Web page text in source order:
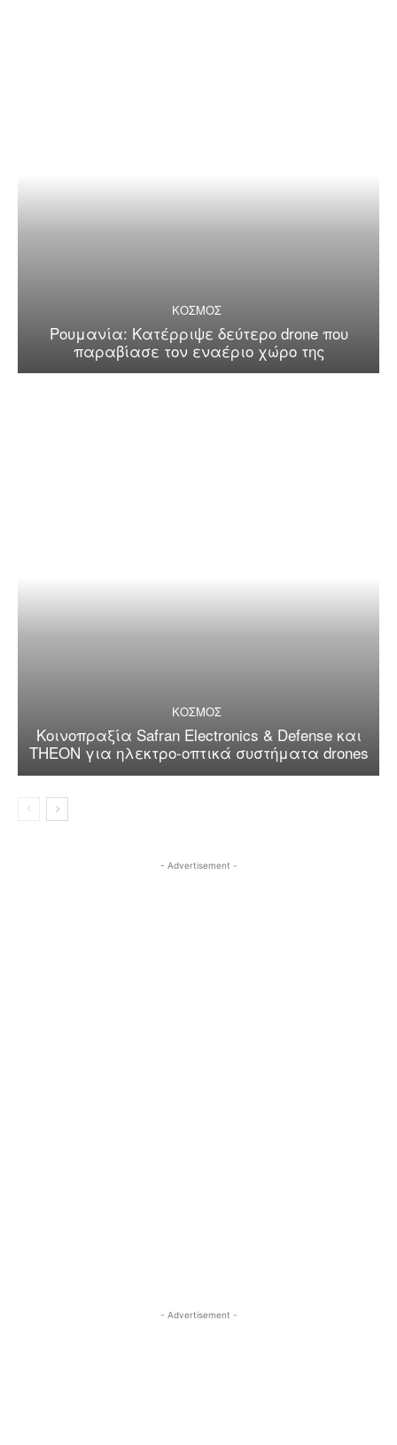
ΚΟΣΜΟΣ
Ρουμανία: Κατέρριψε δεύτερο drone που
παραβίασε τον εναέριο χώρο της
ΚΟΣΜΟΣ
Κοινοπραξία Safran Electronics & Defense και
THEON για ηλεκτρο-οπτικά συστήματα drones
- Advertisement -
- Advertisement -